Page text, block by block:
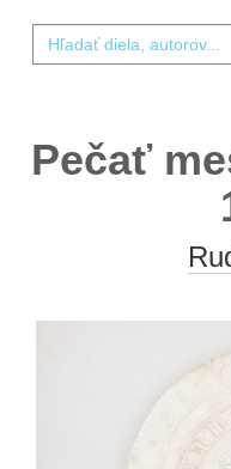
Pečať